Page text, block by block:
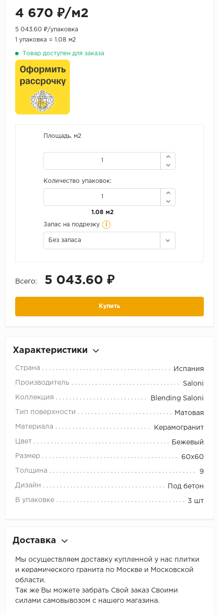
4 670 ₽/м2
5 043.60 ₽/упаковка
1 упаковка = 1.08 м2
Товар доступен для заказа
Площадь, м2
Количество упаковок:
1.08 м2
Запас на подрезку i
Без запаса
Всего: 5 043.60 ₽
Купить
Характеристики
Страна Испания
Производитель Saloni
Коллекция Blending Saloni
Тип поверхности Матовая
Материала Керамогранит
Цвет Бежевый
Размер 60x60
Толщина 9
Дизайн Под бетон
В упаковке 3 шт
Доставка
Мы осуществляем доставку купленной у нас плитки
и керамического гранита по Москве и Московской
области.
Так же Вы можете забрать Свой заказ Своими
силами самовывозом с нашего магазина.